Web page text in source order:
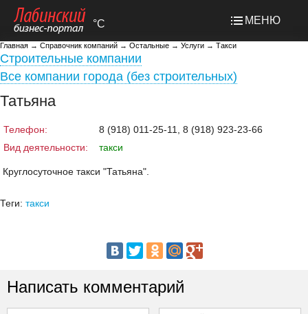
°C МЕНЮ
Главная → Справочник компаний → Остальные → Услуги → Такси
Строительные компании
Все компании города (без строительных)
Татьяна
Телефон:
8 (918) 011-25-11, 8 (918) 923-23-66
Вид деятельности:
такси
Круглосуточное такси "Татьяна".
Теги: такси
Написать комментарий